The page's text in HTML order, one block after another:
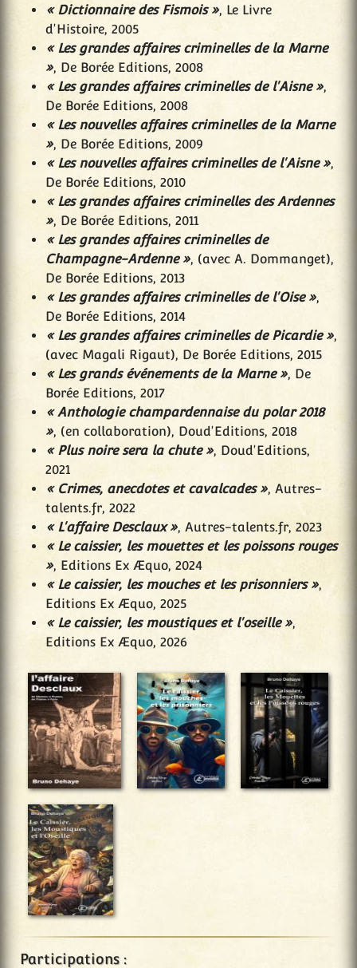
« Dictionnaire des Fismois », Le Livre
d'Histoire, 2005
« Les grandes affaires criminelles de la Marne
», De Borée Editions, 2008
« Les grandes affaires criminelles de l'Aisne »,
De Borée Editions, 2008
« Les nouvelles affaires criminelles de la Marne
», De Borée Editions, 2009
« Les nouvelles affaires criminelles de l'Aisne »,
De Borée Editions, 2010
« Les grandes affaires criminelles des Ardennes
», De Borée Editions, 2011
« Les grandes affaires criminelles de
Champagne-Ardenne », (avec A. Dommanget),
De Borée Editions, 2013
« Les grandes affaires criminelles de l'Oise »,
De Borée Editions, 2014
« Les grandes affaires criminelles de Picardie »,
(avec Magali Rigaut), De Borée Editions, 2015
« Les grands événements de la Marne », De
Borée Editions, 2017
« Anthologie champardennaise du polar 2018
», (en collaboration), Doud'Editions, 2018
« Plus noire sera la chute », Doud'Editions,
2021
« Crimes, anecdotes et cavalcades », Autres-
talents.fr, 2022
« L'affaire Desclaux », Autres-talents.fr, 2023
« Le caissier, les mouettes et les poissons rouges
», Editions Ex Æquo, 2024
« Le caissier, les mouches et les prisonniers »,
Editions Ex Æquo, 2025
« Le caissier, les moustiques et l'oseille »,
Editions Ex Æquo, 2026
Participations :